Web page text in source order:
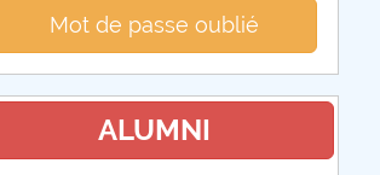
Mot de passe oublié
ALUMNI